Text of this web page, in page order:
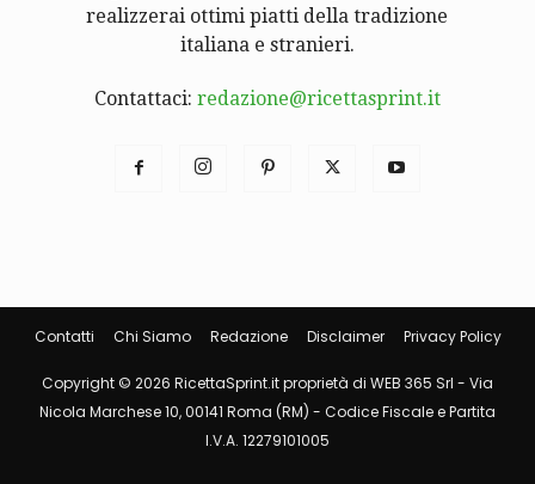
realizzerai ottimi piatti della tradizione
italiana e stranieri.
Contattaci: redazione@ricettasprint.it
Contatti Chi Siamo Redazione Disclaimer Privacy Policy
Copyright © 2026 RicettaSprint.it proprietà di WEB 365 Srl - Via
Nicola Marchese 10, 00141 Roma (RM) - Codice Fiscale e Partita
I.V.A. 12279101005